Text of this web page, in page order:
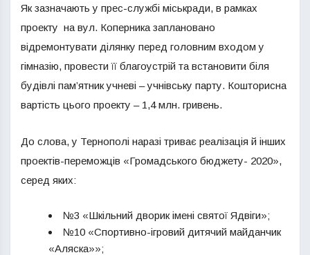
Як зазначають у прес-службі міськради, в рамках
проекту на вул. Коперника заплановано
відремонтувати ділянку перед головним входом у
гімназію, провести її благоустрій та встановити біля
будівлі пам’ятник учневі – учнівську парту. Кошторисна
вартість цього проекту – 1,4 млн. гривень.
До слова, у Тернополі наразі триває реалізація й інших
проектів-переможців «Громадського бюджету- 2020»,
серед яких:
№3 «Шкільний дворик імені святої Ядвіги»;
№10 «Спортивно-ігровий дитячий майданчик
«Аляска»»;